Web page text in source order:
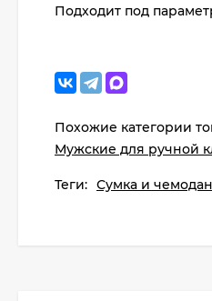
Подходит под
Похожие категории
Мужские для ручной
Теги: Сумка и